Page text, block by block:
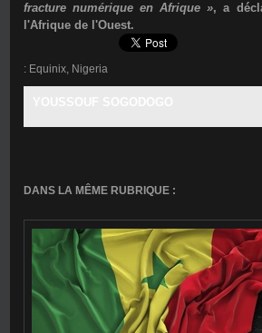
fracture numérique en Afrique », a
l'Afrique de l'Ouest.
: Equinix, Nigeria
DANS LA MÊME RUBRIQUE :